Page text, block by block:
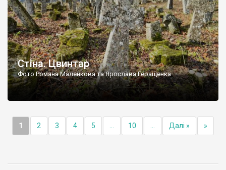
Стіна. Цвинтар
Фото Романа Маленкова та Ярослава Геращенка
1 2 3 4 5 10 Далі » »